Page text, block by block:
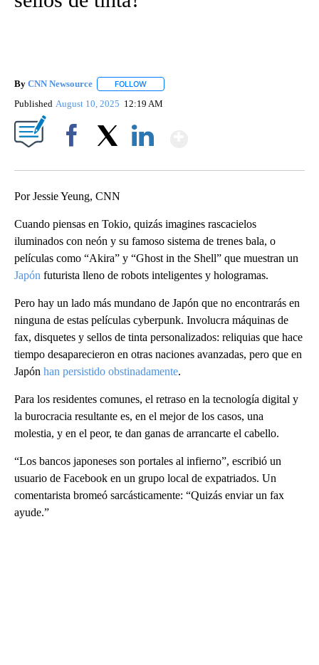
By CNN Newsource FOLLOW
Published August 10, 2025 12:19 AM
Por Jessie Yeung, CNN
Cuando piensas en Tokio, quizás imagines rascacielos
iluminados con neón y su famoso sistema de trenes bala, o
películas como “Akira” y “Ghost in the Shell” que muestran un
Japón futurista lleno de robots inteligentes y hologramas.
Pero hay un lado más mundano de Japón que no encontrarás en
ninguna de estas películas cyberpunk. Involucra máquinas de
fax, disquetes y sellos de tinta personalizados: reliquias que hace
tiempo desaparecieron en otras naciones avanzadas, pero que en
Japón han persistido obstinadamente.
Para los residentes comunes, el retraso en la tecnología digital y
la burocracia resultante es, en el mejor de los casos, una
molestia, y en el peor, te dan ganas de arrancarte el cabello.
“Los bancos japoneses son portales al infierno”, escribió un
usuario de Facebook en un grupo local de expatriados. Un
comentarista bromeó sarcásticamente: “Quizás enviar un fax
ayude.”